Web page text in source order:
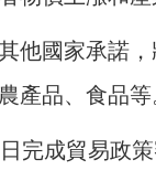
他國家承諾
產品、食品等
完成貿易政